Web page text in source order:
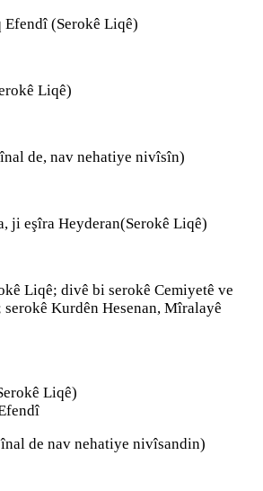
Efendî (Serokê Liqê)
Liqê)
de, nav nehatiye nivîsîn)
ji eşîra Heyderan(Serokê Liqê)
Liqê; divê bi serokê Cemiyetê ve
Kurdên Hesenan, Mîralayê
Liqê)
de nav nehatiye nivîsandin)